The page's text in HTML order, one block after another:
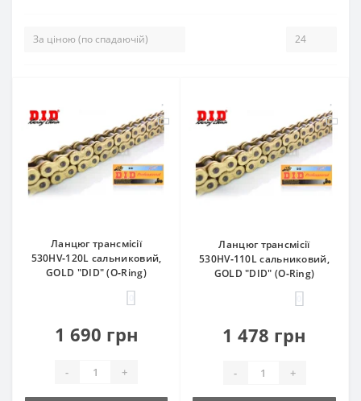
Ланцюг трансмісії
530HV‑120L сальниковий,
GOLD "DID" (O‑Ring)
1 690 грн
- +
Ланцюг трансмісії
530HV‑110L сальниковий,
GOLD "DID" (O‑Ring)
1 478 грн
- +